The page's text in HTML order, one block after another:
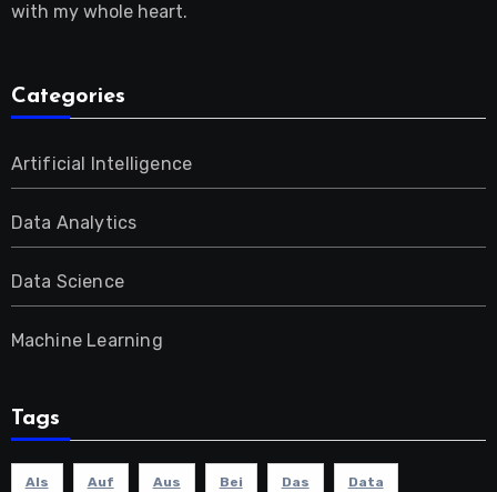
with my whole heart.
Categories
Artificial Intelligence
Data Analytics
Data Science
Machine Learning
Tags
Als Auf Aus Bei Das Data